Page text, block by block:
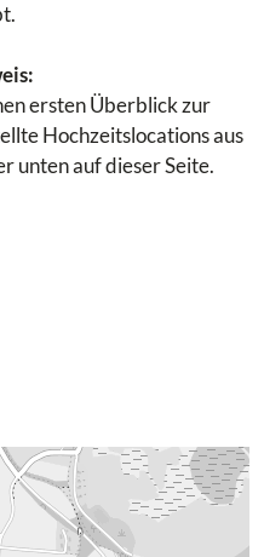
ersten Überblick zur
Hochzeitslocations aus
unten auf dieser Seite.